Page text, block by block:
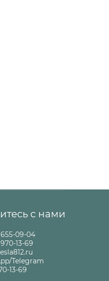
с нами
655-09-04
13-69
Telegram
13-69